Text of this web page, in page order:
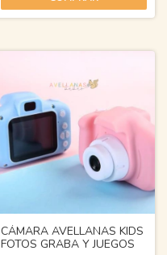
CÁMARA AVELLANAS KIDS
FOTOS GRABA Y JUEGOS